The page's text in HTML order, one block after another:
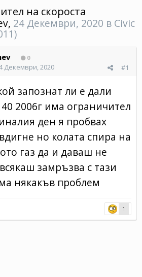
на скороста
, 24 Декември, 2020 в Civic
0
#1
Декември, 2020
запознат ли е дали
2006г има ограничител
ден я пробвах
но колата спира на
газ да и даваш не
замръзва с тази
някакъв проблем
1